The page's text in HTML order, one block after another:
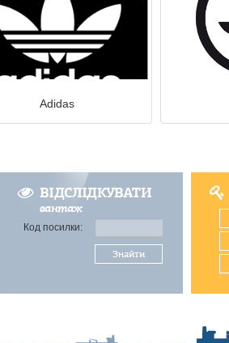
Adidas
ВІДСЛІДКУВАТИ
вантаж
Код посилки:
Знайти